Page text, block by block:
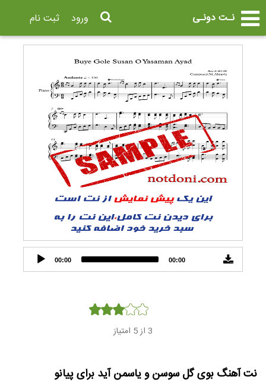
نـت دونـی ثبت نام ورود
Audio
Player
00:00 00:00
3 از 5 امتیاز
نت آهنگ بوی گل سوسن و یاسمن آید برای پیانو